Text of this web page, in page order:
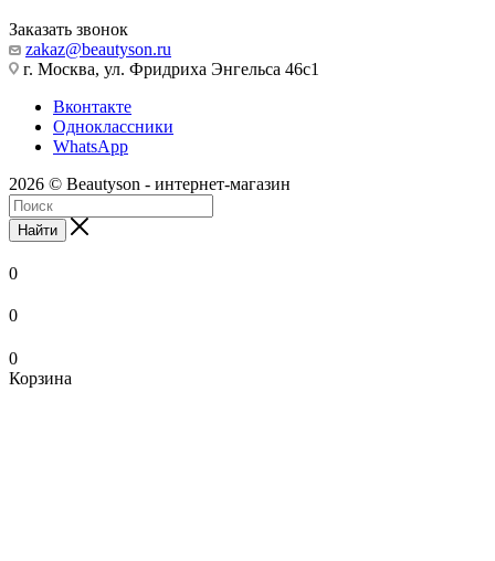
Заказать звонок
zakaz@beautyson.ru
г. Москва, ул. Фридриха Энгельса 46с1
Вконтакте
Одноклассники
WhatsApp
2026 © Beautyson - интернет-магазин
Найти
0
0
0
Корзина